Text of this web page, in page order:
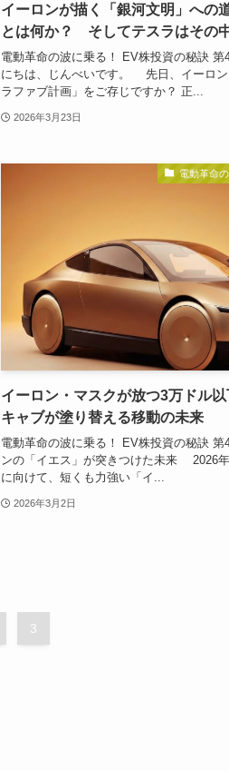
イーロンが描く「銀河文明」へ
とは何か？ そしてテスラはその
電動革命の波に乗る！ EV株投資の秘訣
にちは、じんべいです。 先日、イーロン
ラファブ計画」をご存じですか？ 正...
2026年3月23日
電動革命
イーロン・マスクが放つ3万ドル
キャブが塗り替える移動の未来
電動革命の波に乗る！ EV株投資の秘訣
ンの「イエス」が突きつけた未来 2026
に向けて、短くも力強い「イ...
2026年3月2日
3